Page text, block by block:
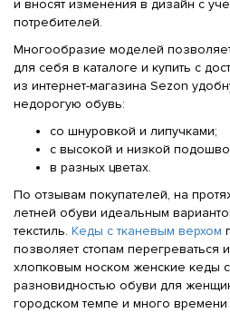
и вносят изменения в дизайн с
потребителей.
Многообразие моделей
для себя в каталоге и купить с
из интернет-магазина Sezon
недорогую обувь:
со шнуровкой и липучками;
с высокой и низкой
в разных цветах.
По отзывам покупателей, на
летней обуви идеальным
текстиль. Кеды с тканевым верхом
позволяет стопам перегреваться
хлопковым носком женские кеды
разновидностью обуви для
городском темпе и много